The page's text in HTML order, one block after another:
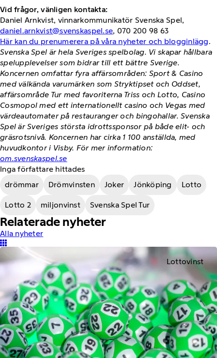
Vid frågor, vänligen kontakta:
Daniel Arnkvist, vinnarkommunikatör Svenska Spel,
daniel.arnkvist@svenskaspel.se, 070 200 98 63
Här kan du prenumerera på våra nyheter och blogginlägg.
Svenska Spel är hela Sveriges spelbolag. Vi skapar hållbara
spelupplevelser som bidrar till ett bättre Sverige.
Koncernen omfattar fyra affärsområden: Sport & Casino
med välkända varumärken som Stryktipset och Oddset,
affärsområde Tur med favoriterna Triss och Lotto, Casino
Cosmopol med ett internationellt casino och Vegas med
värdeautomater på restauranger och bingohallar. Svenska
Spel är Sveriges största idrottssponsor på både elit- och
gräsrotsnivå. Koncernen har cirka 1 100 anställda, med
huvudkontor i Visby. För mer information:
om.svenskaspel.se
Inga författare hittades
drömmar
Drömvinsten Joker Jönköping Lotto
Lotto 2 miljonvinst Svenska Spel Tur
Relaterade nyheter
Alla nyheter
Lottovinst